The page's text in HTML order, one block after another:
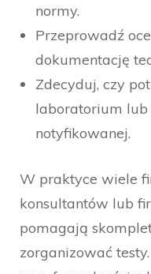
normy.
Przeprowadź
dokumentację
Zdecyduj, czy
laboratorium lub
notyfikowanej.
W praktyce wiele
konsultantów lub
pomagają
zorganizować